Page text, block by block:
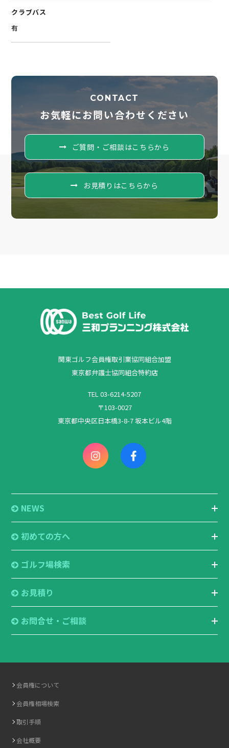
クラブバス
有
CONTACT
お気軽にお問い合わせください
ご質問・ご相談はこちらから
お見積りはこちらから
関東ゴルフ会員権取引業協同組合加盟
東京都弁護士協同組合特約店
TEL 03-6214-5207
〒103-0027
東京都中央区日本橋3-8-7 坂本ビル4階
NEWS
初めての方へ
ゴルフ場検索
お見積り
お問合せ・ご相談
会員権について
会員権相場検索
取引手順
会社概要